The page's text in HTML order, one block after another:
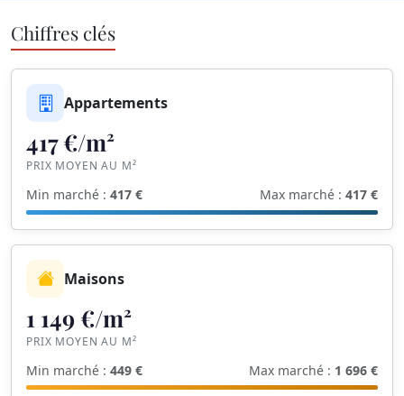
Chiffres clés
Appartements
417 €/m²
PRIX MOYEN AU M²
Min marché : 417 € Max marché : 417 €
Maisons
1 149 €/m²
PRIX MOYEN AU M²
Min marché : 449 € Max marché : 1 696 €